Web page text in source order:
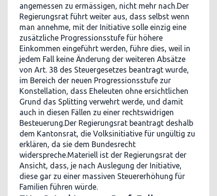
angemessen zu ermässigen, nicht mehr nach.Der
Regierungsrat führt weiter aus, dass selbst wenn
man annehme, mit der Initiative solle einzig eine
zusätzliche Progressionsstufe für höhere
Einkommen eingeführt werden, führe dies, weil in
jedem Fall keine Änderung der weiteren Absätze
von Art. 38 des Steuergesetzes beantragt wurde,
im Bereich der neuen Progressionsstufe zur
Konstellation, dass Eheleuten ohne ersichtlichen
Grund das Splitting verwehrt werde, und damit
auch in diesen Fällen zu einer rechtswidrigen
Besteuerung.Der Regierungsrat beantragt deshalb
dem Kantonsrat, die Volksinitiative für ungültig zu
erklären, da sie dem Bundesrecht
widerspreche.Materiell ist der Regierungsrat der
Ansicht, dass, je nach Auslegung der Initiative,
diese gar zu einer massiven Steuererhöhung für
Familien führen würde.